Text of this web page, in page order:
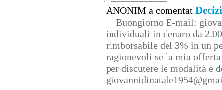
ANONIM a comentat
Buongiorno E-mail:
individuali in denaro da
rimborsabile del 3% in un
ragionevoli se la mia
per discutere le modalità e